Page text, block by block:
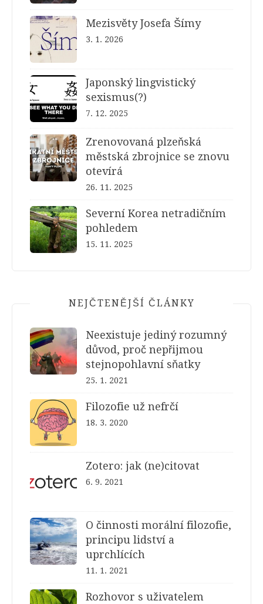
Mezisvěty Josefa Šímy
3. 1. 2026
Japonský lingvistický
sexismus(?)
7. 12. 2025
Zrenovovaná plzeňská
městská zbrojnice se znovu
otevírá
26. 11. 2025
Severní Korea netradičním
pohledem
15. 11. 2025
NEJČTENĚJŠÍ ČLÁNKY
Neexistuje jediný rozumný
důvod, proč nepřijmou
stejnopohlavní sňatky
25. 1. 2021
Filozofie už nefrčí
18. 3. 2020
Zotero: jak (ne)citovat
6. 9. 2021
O činnosti morální filozofie,
principu lidství a
uprchlících
11. 1. 2021
Rozhovor s uživatelem